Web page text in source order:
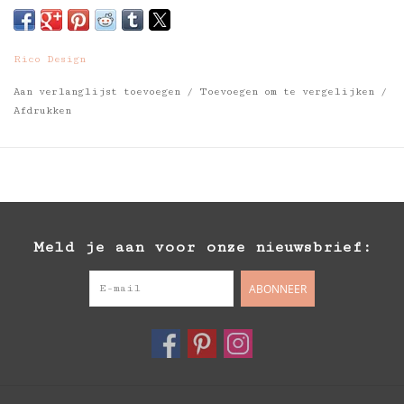
Rico Design
Aan verlanglijst toevoegen / Toevoegen om te vergelijken
/
Afdrukken
Meld je aan voor onze nieuwsbrief:
ABONNEER